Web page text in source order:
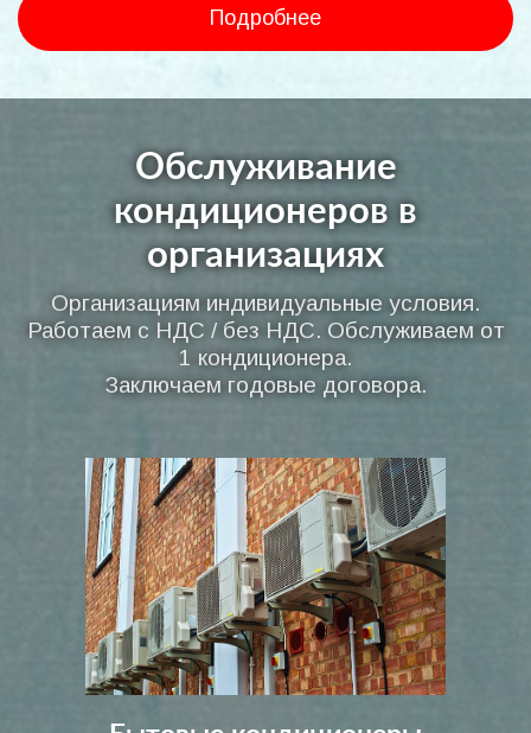
Подробнее
Обслуживание
кондиционеров в
организациях
Организациям индивидуальные условия.
Работаем с НДС / без НДС. Обслуживаем от
1 кондиционера.
Заключаем годовые договора.